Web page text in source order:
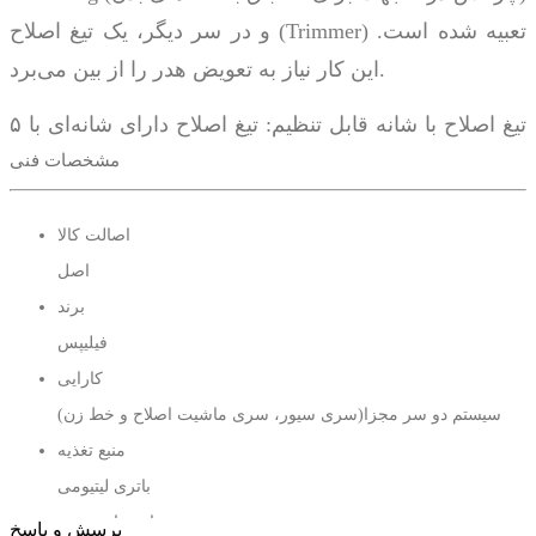
و در سر دیگر، یک تیغ اصلاح (Trimmer) تعبیه شده است.
این کار نیاز به تعویض هدر را از بین می‌برد.
تیغ اصلاح با شانه قابل تنظیم: تیغ اصلاح دارای شانه‌ای با ۵
تنظیم طول مختلف (از ۳ تا ۱۱ میلی‌متر) است که برای
هم در زیر دوش استفاده کنید. این ویژگی تمیز کردن
باتری با شارژدهی بالا: از باتری لیتیوم-یونی استفاده می‌کند
که با ۱ ساعت شارژ، تا ۸۰ دقیقه کار می‌کند. همچنین یک
چراغ نشان‌دهنده برای اطلاع از وضعیت شارژ روی دستگاه
مشخصات فنی
اصالت کالا
اصل
برند
فیلیپس
کارایی
سیستم دو سر مجزا(سری سیور، سری ماشیت اصلاح و خط زن)
منبع تغذیه
باتری لیتیومی
مدت زمان شارژ شدنپرسش و پاسخ